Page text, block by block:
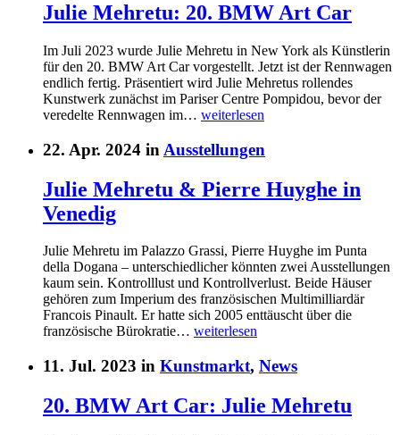
Julie Mehretu: 20. BMW Art Car
Im Juli 2023 wurde Julie Mehretu in New York als Künstlerin
für den 20. BMW Art Car vorgestellt. Jetzt ist der Rennwagen
endlich fertig. Präsentiert wird Julie Mehretus rollendes
Kunstwerk zunächst im Pariser Centre Pompidou, bevor der
veredelte Rennwagen im… weiterlesen
22. Apr. 2024 in Ausstellungen
Julie Mehretu & Pierre Huyghe in
Venedig
Julie Mehretu im Palazzo Grassi, Pierre Huyghe im Punta
della Dogana – unterschiedlicher könnten zwei Ausstellungen
kaum sein. Kontrolllust und Kontrollverlust. Beide Häuser
gehören zum Imperium des französischen Multimilliardär
Francois Pinault. Er hatte sich 2005 enttäuscht über die
französische Bürokratie… weiterlesen
11. Jul. 2023 in Kunstmarkt, News
20. BMW Art Car: Julie Mehretu